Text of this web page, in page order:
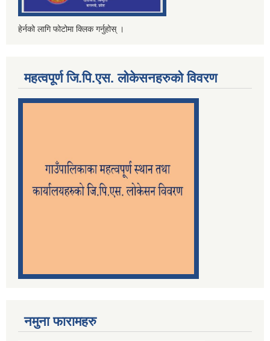
हेर्नको लागि फोटोमा क्लिक गर्नुहोस् ।
महत्वपूर्ण जि.पि.एस. लोकेसनहरुको विवरण
नमुना फारामहरु